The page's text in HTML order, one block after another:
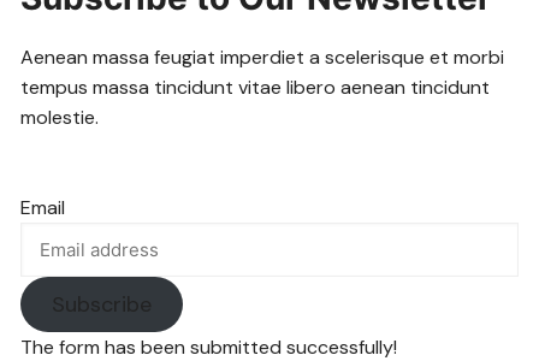
Aenean massa feugiat imperdiet a scelerisque et morbi
tempus massa tincidunt vitae libero aenean tincidunt
molestie.
Email
Subscribe
The form has been submitted successfully!